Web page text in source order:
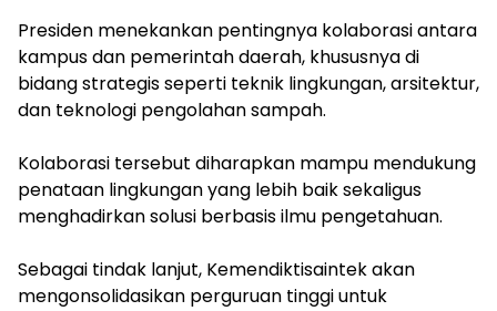
‎Presiden menekankan pentingnya kolaborasi antara
kampus dan pemerintah daerah, khususnya di
bidang strategis seperti teknik lingkungan, arsitektur,
dan teknologi pengolahan sampah.
‎Kolaborasi tersebut diharapkan mampu mendukung
penataan lingkungan yang lebih baik sekaligus
menghadirkan solusi berbasis ilmu pengetahuan.
‎Sebagai tindak lanjut, Kemendiktisaintek akan
mengonsolidasikan perguruan tinggi untuk